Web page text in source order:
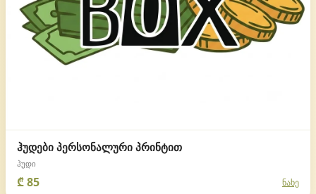
ჰუდები პერსონალური პრინტით
ჰუდი
₾ 85 ნახე